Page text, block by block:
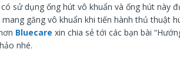
sử dụng ống hút vô khuẩn và ống hút này
găng vô khuẩn khi tiến hành thủ thuật
Bluecare xin chia sẻ tới các bạn bài
nhé.